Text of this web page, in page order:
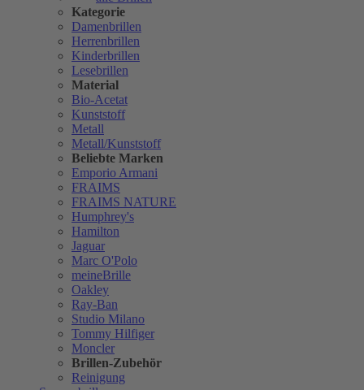
Kategorie
Damenbrillen
Herrenbrillen
Kinderbrillen
Lesebrillen
Material
Bio-Acetat
Kunststoff
Metall
Metall/Kunststoff
Beliebte Marken
Emporio Armani
FRAIMS
FRAIMS NATURE
Humphrey's
Hamilton
Jaguar
Marc O'Polo
meineBrille
Oakley
Ray-Ban
Studio Milano
Tommy Hilfiger
Moncler
Brillen-Zubehör
Reinigung